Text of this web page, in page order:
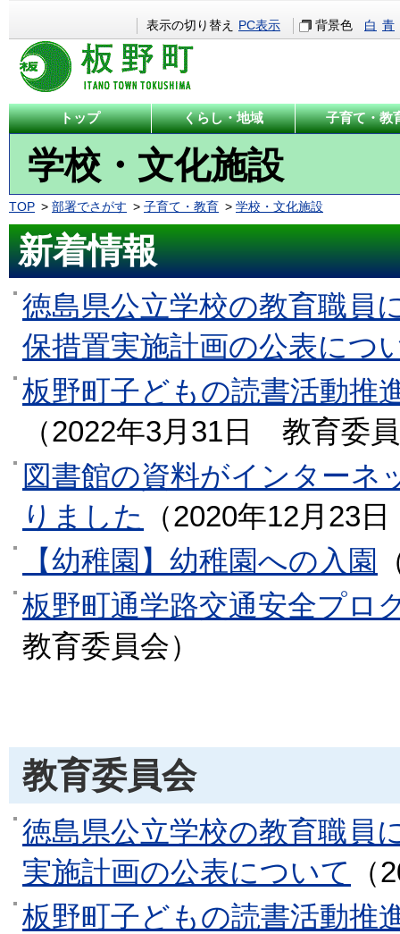
表示の切り替え PC表示 背景色 白 青
トップ くらし・地域 子育て・教
学校・文化施設
TOP 部署でさがす 子育て・教育 学校・文化施設
新着情報
徳島県公立学校の教育職員
保措置実施計画の公表につ
板野町子どもの読書活動推
（2022年3月31日
教育委
図書館の資料がインターネ
りました
（2020年12月23日
【幼稚園】幼稚園への入園
板野町通学路交通安全プロ
教育委員会）
教育委員会
徳島県公立学校の教育職員
実施計画の公表について
（
板野町子どもの読書活動推